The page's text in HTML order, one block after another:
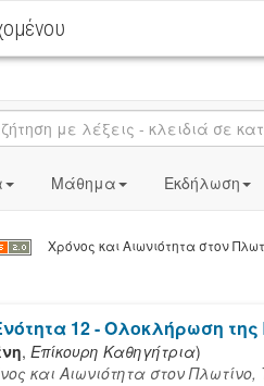
Μάθημα Εκδήλωση
Χρόνος και Αιωνιότητα στον
12 - Ολοκλήρωση
, Επίκουρη Καθηγήτρια)
και Αιωνιότητα στον